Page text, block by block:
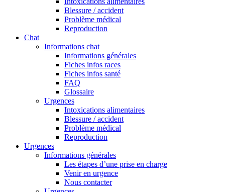
Blessure / accident
Problème médical
Reproduction
Chat
Informations chat
Informations générales
Fiches infos races
Fiches infos santé
FAQ
Glossaire
Urgences
Intoxications alimentaires
Blessure / accident
Problème médical
Reproduction
Urgences
Informations générales
Les étapes d’une prise en charge
Venir en urgence
Nous contacter